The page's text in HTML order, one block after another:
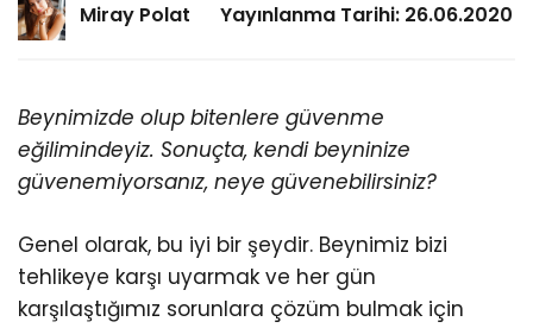
Miray Polat Yayınlanma Tarihi: 26.06.2020
Beynimizde olup bitenlere güvenme
eğilimindeyiz. Sonuçta, kendi beyninize
güvenemiyorsanız, neye güvenebilirsiniz?
Genel olarak, bu iyi bir şeydir. Beynimiz bizi
tehlikeye karşı uyarmak ve her gün
karşılaştığımız sorunlara çözüm bulmak için